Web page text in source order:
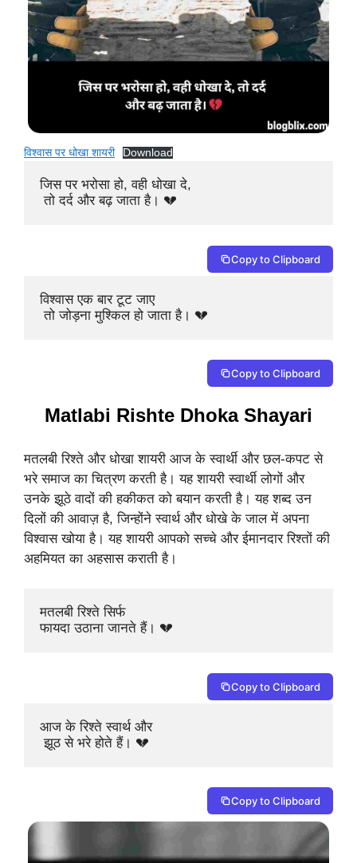
विश्वास पर धोखा शायरी Download
जिस पर भरोसा हो, वही धोखा दे,
तो दर्द और बढ़ जाता है। 💔
Copy to Clipboard
विश्वास एक बार टूट जाए
तो जोड़ना मुश्किल हो जाता है। 💔
Copy to Clipboard
Matlabi Rishte Dhoka Shayari
मतलबी रिश्ते और धोखा शायरी आज के स्वार्थी और छल-कपट से
भरे समाज का चित्रण करती है। यह शायरी स्वार्थी लोगों और
उनके झूठे वादों की हकीकत को बयान करती है। यह शब्द उन
दिलों की आवाज़ है, जिन्होंने स्वार्थ और धोखे के जाल में अपना
विश्वास खोया है। यह शायरी आपको सच्चे और ईमानदार रिश्तों की
अहमियत का अहसास कराती है।
मतलबी रिश्ते सिर्फ
फायदा उठाना जानते हैं। 💔
Copy to Clipboard
आज के रिश्ते स्वार्थ और
झूठ से भरे होते हैं। 💔
Copy to Clipboard